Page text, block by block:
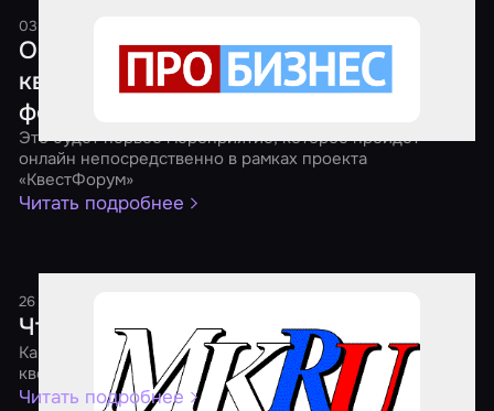
03 апреля 2021
Онлайн-форум представителей рынка
квест-индустрии в Приволжском
федеральном округе
Это будет первое мероприятие, которое пройдет
онлайн непосредственно в рамках проекта
«КвестФорум»
Читать подробнее
26 января 2021
Что происходит с квестами?
Как пандемия дала игрокам дополнительные эмоции, а
квест-бизнесу – новые возможности
Читать подробнее